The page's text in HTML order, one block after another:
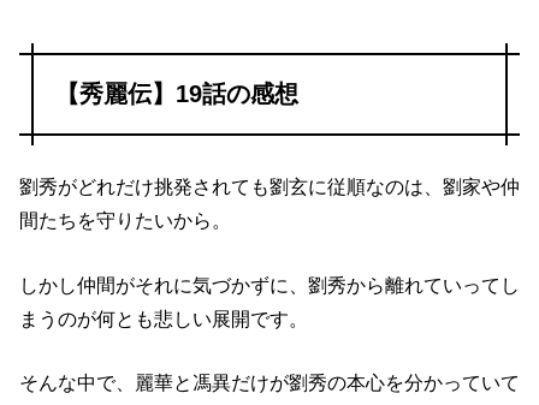
【秀麗伝】19話の感想
劉秀がどれだけ挑発されても劉玄に従順なのは、劉家や仲
間たちを守りたいから。
しかし仲間がそれに気づかずに、劉秀から離れていってし
まうのが何とも悲しい展開です。
そんな中で、麗華と馮異だけが劉秀の本心を分かっていて